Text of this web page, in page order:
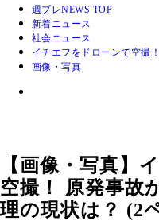
週プレNEWS TOP
新着ニュース
社会ニュース
イチエフをドローンで空撮
画像・写真
【画像・写真】
空撮！ 原発事故
理の現状は？ (2